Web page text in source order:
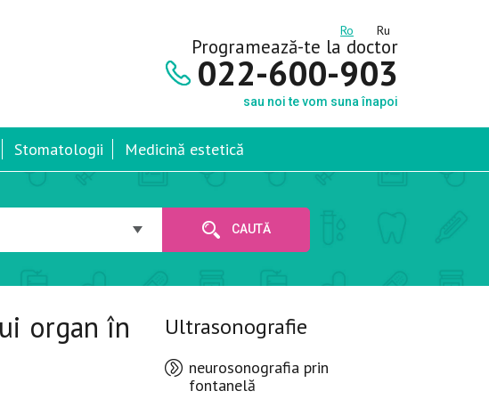
Ro Ru
Programează-te la doctor
022-600-903
sau noi te vom suna înapoi
Stomatologii Medicină estetică
CAUTĂ
organ în Ultrasonografie
neurosonografia prin
fontanelă